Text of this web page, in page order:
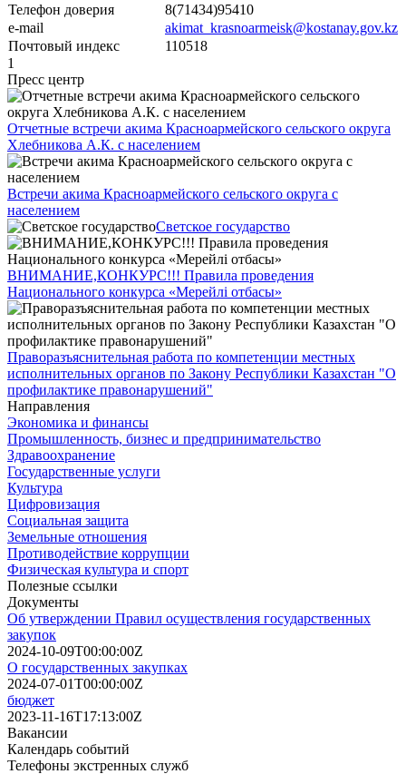
Телефон доверия
8(71434)95410
e-mail
akimat_krasnoarmeisk@kostanay.gov.kz
Почтовый индекс
110518
1
Пресс центр
Отчетные встречи акима Красноармейского сельского округа
Хлебникова А.К. с населением
Встречи акима Красноармейского сельского округа с
населением
Светское государство
ВНИМАНИЕ,КОНКУРС!!! Правила проведения
Национального конкурса «Мерейлi отбасы»
Праворазъяснительная работа по компетенции местных
исполнительных органов по Закону Республики Казахстан "О
профилактике правонарушений"
Направления
Экономика и финансы
Промышленность, бизнес и предпринимательство
Здравоохранение
Государственные услуги
Культура
Цифровизация
Социальная защита
Земельные отношения
Противодействие коррупции
Физическая культура и спорт
Полезные ссылки
Документы
Об утверждении Правил осуществления государственных
закупок
2024-10-09T00:00:00Z
О государственных закупках
2024-07-01T00:00:00Z
бюджет
2023-11-16T17:13:00Z
Вакансии
Календарь событий
Телефоны экстренных служб